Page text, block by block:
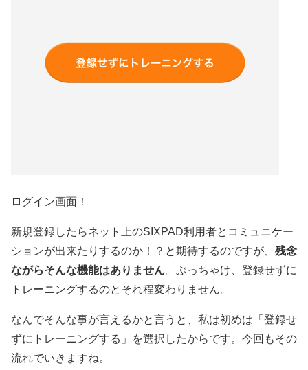
ログイン画面！
新規登録したらネット上のSIXPAD利用者とコミュニケー
ションが出来たりするのか！？と期待するのですが、 残念
ながらそんな機能はありません。ぶっちゃけ、登録せずに
トレーニングするのとそれ程変わりません。
なんでそんな事が言えるかと言うと、私は初めは「登録せ
ずにトレーニングする」を選択したからです。今回もその
流れでいきますね。